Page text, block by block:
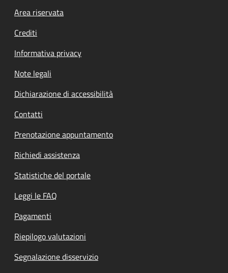
Footer menu
Area riservata
Crediti
Informativa privacy
Note legali
Dichiarazione di accessibilità
Contatti
Prenotazione appuntamento
Richiedi assistenza
Statistiche del portale
Leggi le FAQ
Pagamenti
Riepilogo valutazioni
Segnalazione disservizio